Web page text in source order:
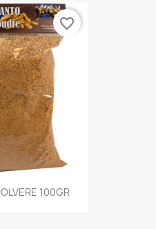
100GR
favorite_border